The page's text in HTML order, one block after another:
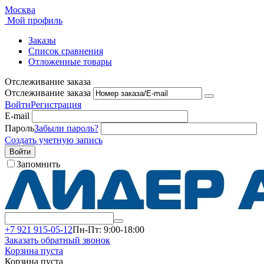
Москва
Мой профиль
Заказы
Список сравнения
Отложенные товары
Отслеживание заказа
Отслеживание заказа
ВойтиРегистрация
E-mail
ПарольЗабыли пароль?
Создать учетную запись
Войти
Запомнить
+7 921 915-05-12Пн-Пт: 9:00-18:00
Заказать обратный звонок
Корзина пуста
Корзина пуста